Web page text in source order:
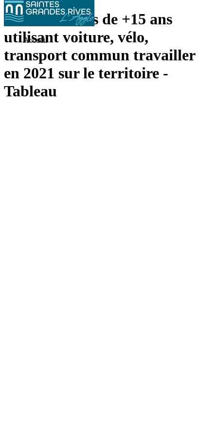
Accueil
Part des actifs de +15 ans
utilisant voiture, vélo,
transport commun travailler
en 2021 sur le territoire -
Tableau